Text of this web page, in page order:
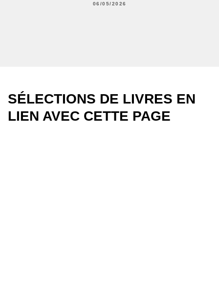
06/05/2026
SÉLECTIONS DE LIVRES EN
LIEN AVEC CETTE PAGE